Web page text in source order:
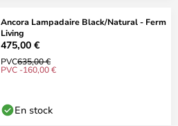
Ancora Lampadaire Black/Natural - Ferm
Living
475,00 €
PVC635,00 €
PVC -160,00 €
En stock